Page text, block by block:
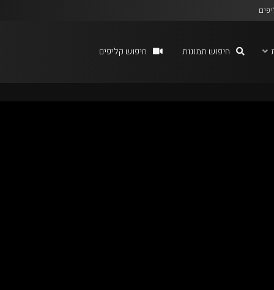
חיפוש תמונות חיפוש קליפים